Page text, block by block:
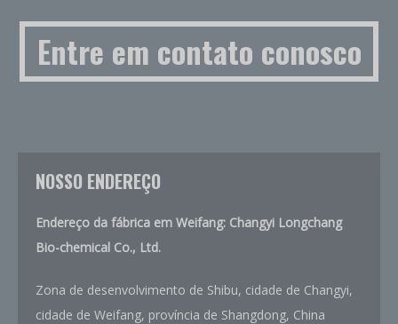
Entre em contato conosco
NOSSO ENDEREÇO
Endereço da fábrica em Weifang: Changyi Longchang
Bio-chemical Co., Ltd.
Zona de desenvolvimento de Shibu, cidade de Changyi,
cidade de Weifang, província de Shangdong, China